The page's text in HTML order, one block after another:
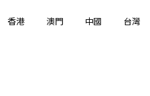
香港 澳門 中國 台灣